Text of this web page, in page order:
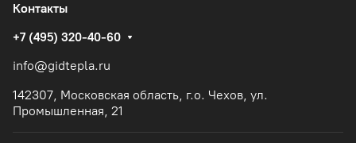
Контакты
+7 (495) 320-40-60
info@gidtepla.ru
142307, Московская область, г.о. Чехов, ул.
Промышленная, 21